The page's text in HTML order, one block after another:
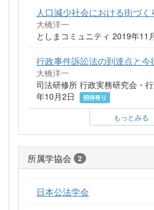
人口減少社会における街づく
大橋洋一
としまコミュニティ 2019年11
行政事件訴訟法の到達点と今
大橋洋一
司法研修所 行政実務研究会・
年10月2日
招待有り
もっとみる
所属学協会 2
日本公法学会